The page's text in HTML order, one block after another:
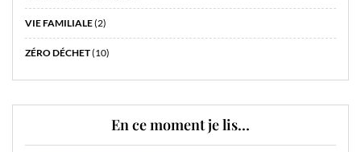
VIE FAMILIALE(2)
ZÉRO DÉCHET(10)
En ce moment je lis…